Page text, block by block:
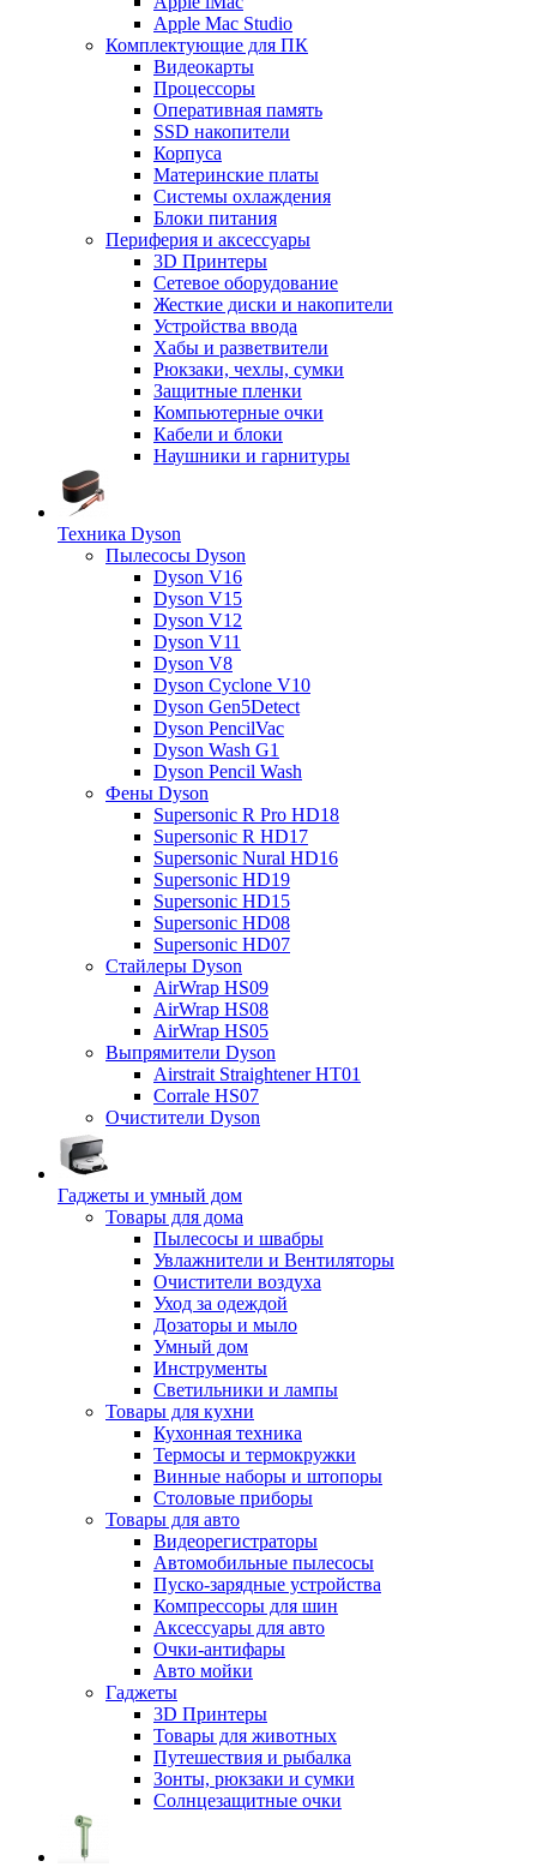
Apple Mac Studio
Комплектующие для ПК
Видеокарты
Процессоры
Оперативная память
SSD накопители
Корпуса
Материнские платы
Системы охлаждения
Блоки питания
Периферия и аксессуары
3D Принтеры
Сетевое оборудование
Жесткие диски и накопители
Устройства ввода
Хабы и разветвители
Рюкзаки, чехлы, сумки
Защитные пленки
Компьютерные очки
Кабели и блоки
Наушники и гарнитуры
Техника Dyson
Пылесосы Dyson
Dyson V16
Dyson V15
Dyson V12
Dyson V11
Dyson V8
Dyson Cyclone V10
Dyson Gen5Detect
Dyson PencilVac
Dyson Wash G1
Dyson Pencil Wash
Фены Dyson
Supersonic R Pro HD18
Supersonic R HD17
Supersonic Nural HD16
Supersonic HD19
Supersonic HD15
Supersonic HD08
Supersonic HD07
Стайлеры Dyson
AirWrap HS09
AirWrap HS08
AirWrap HS05
Выпрямители Dyson
Airstrait Straightener HT01
Corrale HS07
Очистители Dyson
Гаджеты и умный дом
Товары для дома
Пылесосы и швабры
Увлажнители и Вентиляторы
Очистители воздуха
Уход за одеждой
Дозаторы и мыло
Умный дом
Инструменты
Светильники и лампы
Товары для кухни
Кухонная техника
Термосы и термокружки
Винные наборы и штопоры
Столовые приборы
Товары для авто
Видеорегистраторы
Автомобильные пылесосы
Пуско-зарядные устройства
Компрессоры для шин
Аксессуары для авто
Очки-антифары
Авто мойки
Гаджеты
3D Принтеры
Товары для животных
Путешествия и рыбалка
Зонты, рюкзаки и сумки
Солнцезащитные очки